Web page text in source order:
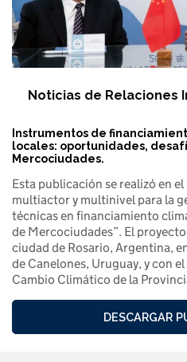
Noticias de Relaciones
Instrumentos de
locales: oportunidades,
Mercociudades.
Esta publicación se realizó en
multiactor y multinivel para la
técnicas en financiamiento
de Mercociudades”. El
ciudad de Rosario, Argentina,
de Canelones, Uruguay, y con
Cambio Climático de la
DESCARGAR